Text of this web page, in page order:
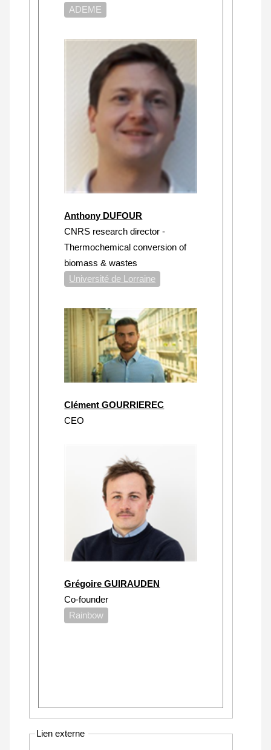
ADEME
Anthony DUFOUR
CNRS research director -
Thermochemical conversion of
biomass & wastes
Université de Lorraine
Clément GOURRIEREC
CEO
Grégoire GUIRAUDEN
Co-founder
Rainbow
Lien externe